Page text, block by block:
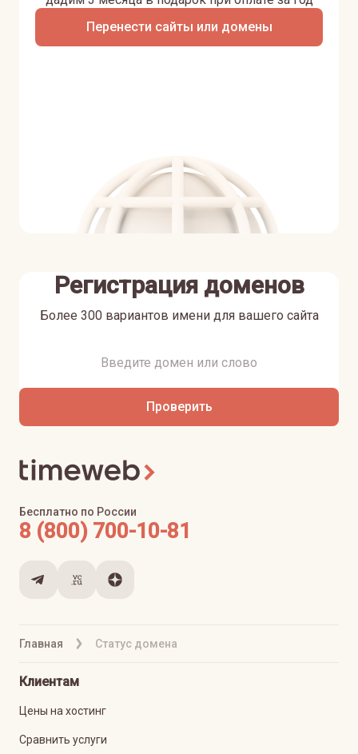
Перенести сайты или домены
Регистрация доменов
Более 300 вариантов имени для вашего сайта
Проверить
Главная Статус домена
Бесплатно по России
8 (800) 700-10-81
Клиентам
Цены на хостинг
Сравнить услуги